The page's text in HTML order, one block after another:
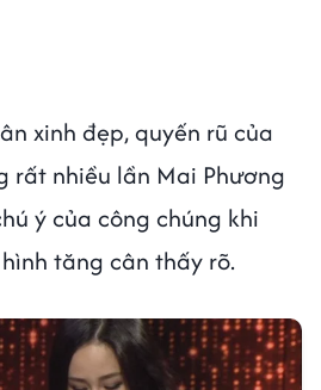
xinh đẹp, quyến rũ của
rất nhiều lần Mai Phương
ý của công chúng khi
tăng cân thấy rõ.